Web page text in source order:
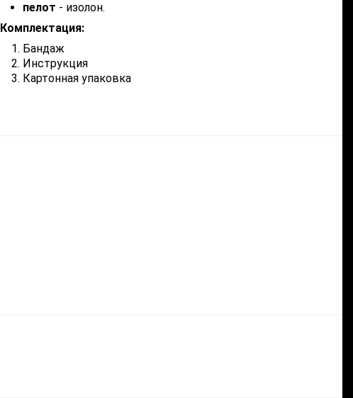
пелот - изолон.
Комплектация:
Бандаж
Инструкция
Картонная упаковка